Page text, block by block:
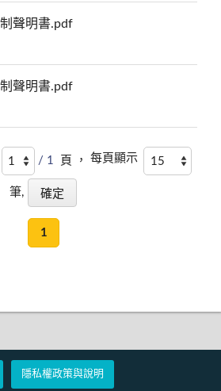
聲明書.pdf
聲明書.pdf
/ 1 頁 ， 每頁顯示
筆,
1
隱私權政策與說明